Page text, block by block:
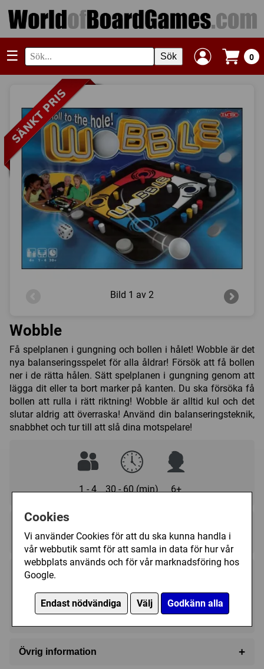
Cookies
Vi använder Cookies för att du ska kunna handla i
vår webbutik samt för att samla in data för hur vår
webbplats används och för vår marknadsföring hos
Google.
Endast nödvändiga Välj Godkänn alla
☰ Sök 0
Bild 1 av 2
Wobble
Få spelplanen i gungning och bollen i hålet! Wobble är det
nya balanseringsspelet för alla åldrar! Försök att få bollen
ner i de rätta hålen. Sätt spelplanen i gungning genom att
lägga dit eller ta bort marker på kanten. Du ska försöka få
bollen att rulla i rätt riktning! Wobble är alltid kul och det
slutar aldrig att överraska! Använd din balanseringsteknik,
snabbhet och tur till att slå dina motspelare!
1 - 4 30 - 60 (min) 6+
★★★★★★★★★★
★★★★★★★★★★
149 kr Utgått
Ej tillgänglig
Övrig information +